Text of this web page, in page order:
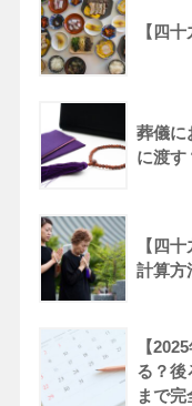
【四
葬儀に
に渡す
【四
計算方
【
る？後
まで完